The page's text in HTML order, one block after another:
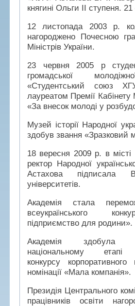
княгині Ольги II ступеня.
12 листопада 2003 р.
нагороджено Почесною
Міністрів України.
23 червня 2005 р
громадської
«Студентський союз
лауреатом Премії Кабінету
«За внесок молоді у
Музей історії Народної
здобув звання «Зразковий
18 вересня 2009 р. в місті
ректор Народної
Астахова підписала
університетів.
Академія стала
всеукраїнського
підприємство для родини».
Академія здобула
національному етапі
конкурсу
номінації «Мала компанія».
Президія Центрального
працівників освіти